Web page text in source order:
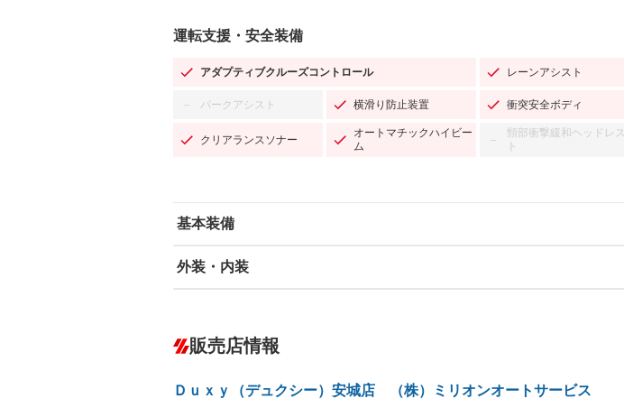
運転支援・安全装備
アダプティブクルーズコントロール レーンアシスト
－ パークアシスト 横滑り防止装置 衝突安全ボディ
クリアランスソナー
オートマチックハイビー
ム
－
頸部衝撃緩和ヘッドレス
ト
基本装備
エアバッグ：運転席/助手席/サイド
－ ダウンヒルアシストコントロール
Bluetooth接続 100V電源 － クリーンディーゼル
外装・内装
オーディオ：ミュージックプレイヤー接続可
－
ー
－ 革シート ハーフレザーシート
販売店情報
Ｄｕｘｙ（デュクシー）安城店 （株）ミリオンオートサービス